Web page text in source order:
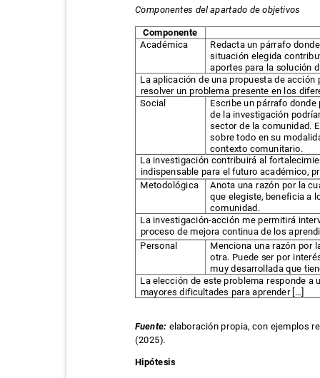
Componentes del apartado de objetivos
Componente
Académica
Redacta un párrafo
situación elegida
aportes para la solución
La aplicación de una propuesta de
resolver un problema presente en los
Social
Escribe un párrafo
de la investigación
sector de la comunidad.
sobre todo en su
contexto comunitario.
La investigación contribuirá al
indispensable para el futuro académico,
Metodológica
Anota una razón por la
que elegiste, beneficia a
comunidad.
La investigación-acción me permitirá
proceso de mejora continua de los
Personal
Menciona una razón por
otra. Puede ser por
muy desarrollada que
La elección de este problema responde
mayores dificultades para aprender […]
Fuente: elaboración propia, con ejemplos
(2025).
Hipótesis